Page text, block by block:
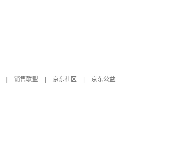
销售联盟 京东社区
京东公益